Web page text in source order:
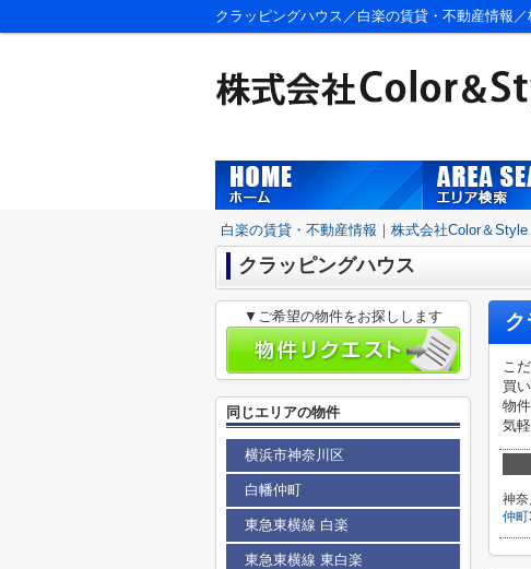
クラッピングハウス／白楽の賃貸・不動産情報
白楽の賃貸・不動産情報｜株式会社Color＆Style
クラッピングハウス
ク
こ
買
物
気
神
仲町
▼ご希望の物件をお探しします
同じエリアの物件
横浜市神奈川区
白幡仲町
東急東横線 白楽
東急東横線 東白楽